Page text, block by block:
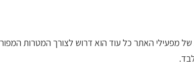
מפעילי האתר כל עוד הוא דרוש לצורך המטרות